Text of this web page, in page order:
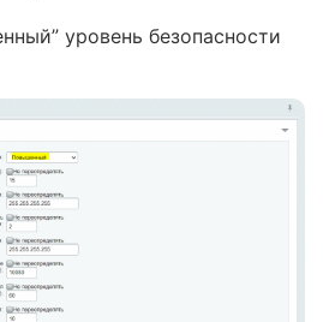
уровень безопасности